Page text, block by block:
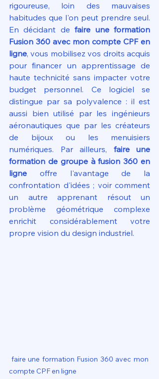
rigoureuse, loin des mauvaises
habitudes que l'on peut prendre seul.
En décidant de faire une formation
Fusion 360 avec mon compte CPF en
ligne, vous mobilisez vos droits acquis
pour financer un apprentissage de
haute technicité sans impacter votre
budget personnel. Ce logiciel se
distingue par sa polyvalence : il est
aussi bien utilisé par les ingénieurs
aéronautiques que par les créateurs
de bijoux ou les menuisiers
numériques. Par ailleurs, faire une
formation de groupe à fusion 360 en
ligne offre l'avantage de la
confrontation d'idées ; voir comment
un autre apprenant résout un
problème géométrique complexe
enrichit considérablement votre
propre vision du design industriel.
faire une formation Fusion 360 avec mon
compte CPF en ligne